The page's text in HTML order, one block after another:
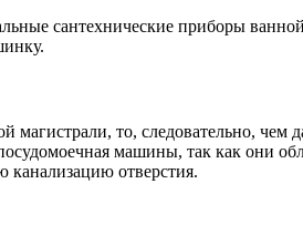
сантехнические приборы
магистрали, то, следовательно,
машины, так как
отверстия.